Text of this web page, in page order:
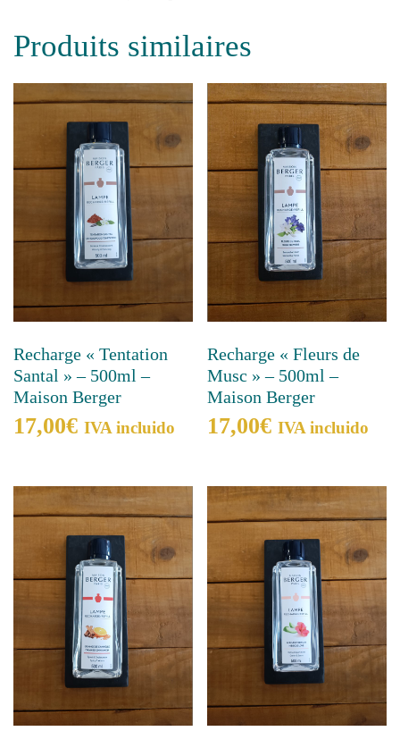
Produits similaires
Recharge « Tentation
Santal » – 500ml –
Maison Berger
17,00€ IVA incluido
Recharge « Fleurs de
Musc » – 500ml –
Maison Berger
17,00€ IVA incluido